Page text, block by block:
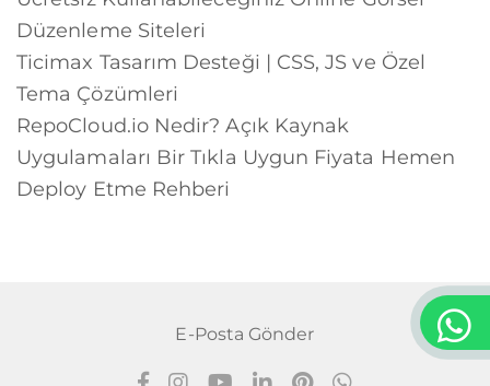
Düzenleme Siteleri
Ticimax Tasarım Desteği | CSS, JS ve Özel
Tema Çözümleri
RepoCloud.io Nedir? Açık Kaynak
Uygulamaları Bir Tıkla Uygun Fiyata Hemen
Deploy Etme Rehberi
E-Posta Gönder